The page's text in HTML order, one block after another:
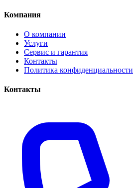
Компания
О компании
Услуги
Сервис и гарантия
Контакты
Политика конфиденциальности
Контакты